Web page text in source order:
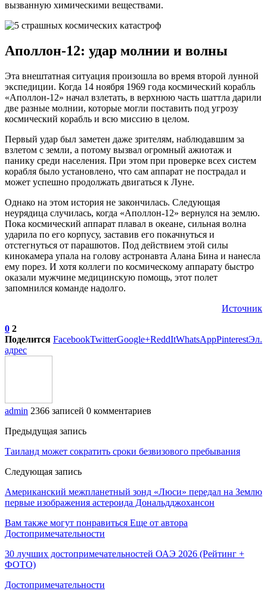
вызванную химическими веществами.
Аполлон-12: удар молнии и волны
Эта внештатная ситуация произошла во время второй лунной
экспедиции. Когда 14 ноября 1969 года космический корабль
«Аполлон-12» начал взлетать, в верхнюю часть шаттла дарили
две разные молнии, которые могли поставить под угрозу
космический корабль и всю миссию в целом.
Первый удар был заметен даже зрителям, наблюдавшим за
взлетом с земли, а потому вызвал огромный ажиотаж и
панику среди населения. При этом при проверке всех систем
корабля было установлено, что сам аппарат не пострадал и
может успешно продолжать двигаться к Луне.
Однако на этом история не закончилась. Следующая
неурядица случилась, когда «Аполлон-12» вернулся на землю.
Пока космический аппарат плавал в океане, сильная волна
ударила по его корпусу, заставив его покачнуться и
отстегнуться от парашютов. Под действием этой силы
кинокамера упала на голову астронавта Алана Бина и нанесла
ему порез. И хотя коллеги по космическому аппарату быстро
оказали мужчине медицинскую помощь, этот полет
запомнился команде надолго.
Источник
0 2
Поделится FacebookTwitterGoogle+ReddItWhatsAppPinterestЭл.
адрес
admin 2366 записей 0 комментариев
Предыдущая запись
Таиланд может сократить сроки безвизового пребывания
Следующая запись
Американский межпланетный зонд «Люси» передал на Землю
первые изображения астероида Дональдджохансон
Вам также могут понравиться Еще от автора
Достопримечательности
30 лучших достопримечательностей ОАЭ 2026 (Рейтинг +
ФОТО)
Достопримечательности